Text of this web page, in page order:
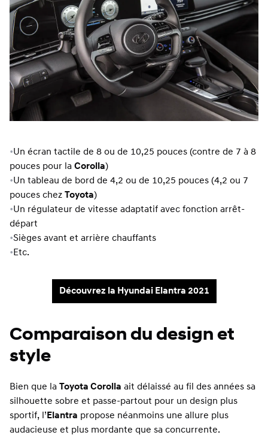
•Un écran tactile de 8 ou de 10,25 pouces (contre de 7 à 8
pouces pour la Corolla)
•Un tableau de bord de 4,2 ou de 10,25 pouces (4,2 ou 7
pouces chez Toyota)
•Un régulateur de vitesse adaptatif avec fonction arrêt-
départ
•Sièges avant et arrière chauffants
• Etc.
Découvrez la Hyundai Elantra 2021
Comparaison du design et
style
Bien que la Toyota Corolla ait délaissé au fil des années sa
silhouette sobre et passe-partout pour un design plus
sportif, l’ Elantra propose néanmoins une allure plus
audacieuse et plus mordante que sa concurrente.